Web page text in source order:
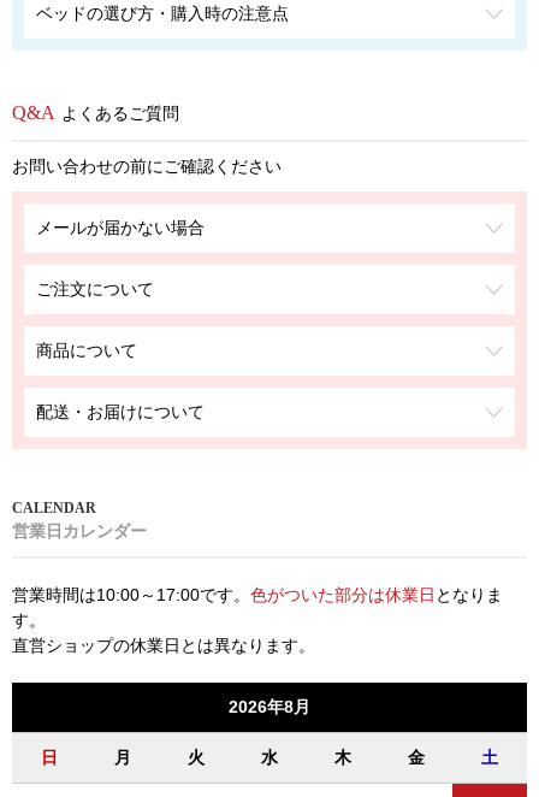
ベッドの選び方・購入時の注意点
よくあるご質問
お問い合わせの前にご確認ください
メールが届かない場合
ご注文について
商品について
配送・お届けについて
営業日カレンダー
営業時間は10:00～17:00です。 色がついた部分は休業日 となりま
す。
直営ショップの休業日とは異なります。
2026年8月
日 月 火 水 木 金 土